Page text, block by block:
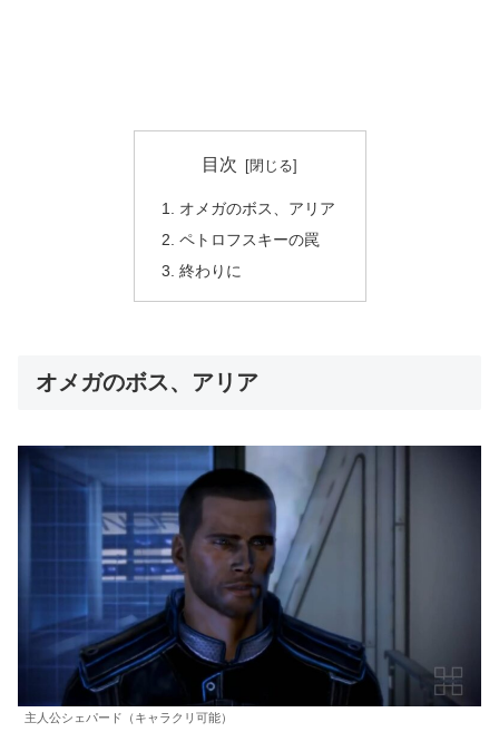
目次
オメガのボス、アリア
ペトロフスキーの罠
終わりに
オメガのボス、アリア
主人公シェパード（キャラクリ可能）